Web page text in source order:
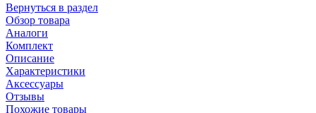
Вернуться в раздел
Обзор товара
Аналоги
Комплект
Описание
Характеристики
Аксессуары
Отзывы
Похожие товары